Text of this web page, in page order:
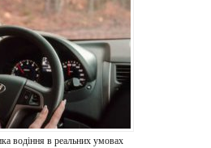
водіння в реальних умовах